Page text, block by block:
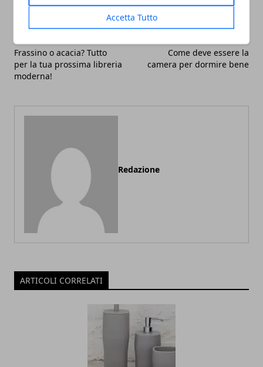
Accetta Tutto
Frassino o acacia? Tutto
per la tua prossima libreria
moderna!
Come deve essere la
camera per dormire bene
Redazione
ARTICOLI CORRELATI